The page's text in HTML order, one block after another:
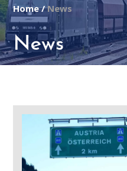
Home/News
News